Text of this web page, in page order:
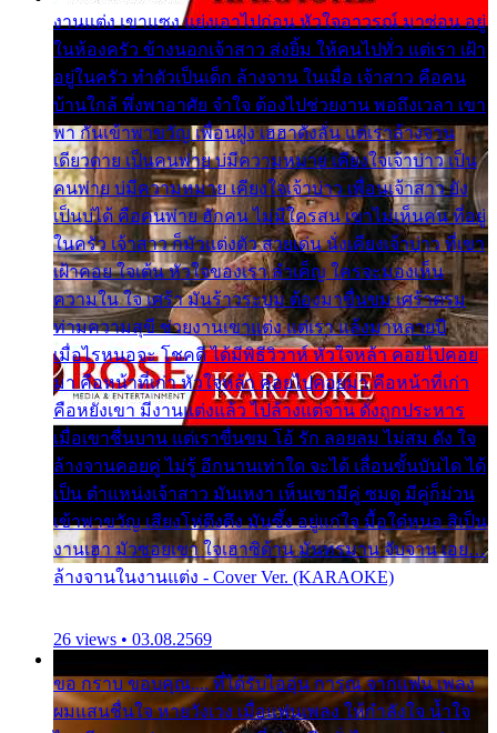
งานแต่ง เขาแซง แย่งเอาไปก่อน หัวใจอาวรณ์ มาซ่อน อยู่
ในห้องครัว ข้างนอกเจ้าสาว ส่งยิ้ม ให้คนไปทั่ว แต่เรา เฝ้า
อยู่ในครัว ทำตัวเป็นเด็ก ล้างจาน ในเมื่อ เจ้าสาว คือคน
บ้านใกล้ พึ่งพาอาศัย จำใจ ต้องไปช่วยงาน พอถึงเวลา เขา
พา กันเข้าพาขวัญ เพื่อนฝูง เฮฮาดังลั่น แต่เราล้างจาน
เดียวดาย เป็นคนพ่าย บ่มีความหมาย เคียงใจเจ้าบ่าว เป็น
คนพ่าย บ่มีความหมาย เคียงใจเจ้าบ่าว เพื่อนเจ้าสาว ยัง
เป็นบ่ได้ คือคนพ่าย ฮักคน ไม่มีใครสน เขาไม่เห็นคน ที่อยู่
ในครัว เจ้าสาว ก็มัวแต่งตัว สวยเด่น นั่งเคียงเจ้าบ่าว ที่เขา
เฝ้าคอย ใจเต้น หัวใจของเรา ลำเค็ญ ใครจะมองเห็น
ความใน ใจ เศร้า มันร้าวระบม ต้องมาขื่นขม เศร้าตรม
ท่ามความสุขี ช่วยงานเขาแต่ง แต่เรา แล้งมาหลายปี
เมื่อไรหนอจะ โชคดี ได้มีพิธีวิวาห์ หัวใจหล้า คอยไปคอย
มา คือหน้าที่เก่า หัวใจหล้า คอยไปคอยมา คือหน้าที่เก่า
คือหยังเขา มีงานแต่งแล้ว ไปล้างแต่จาน ดั่งถูกประหาร
เมื่อเขาชื่นบาน แต่เราขื่นขม โอ้ รัก ลอยลม ไม่สม ดัง ใจ
ล้างจานคอยคู่ ไม่รู้ อีกนานเท่าใด จะได้ เลื่อนขั้นบันได ได้
เป็น ตำแหน่งเจ้าสาว มันเหงา เห็นเขามีคู่ ซมดู มีคู่ก็ม่วน
เข้าพาขวัญ เสียงโห่ตึงตึง มันซึ้ง อยู่แก่ใจ มื้อใด๋หนอ สิเป็น
งานเฮา มัวซอยเขา ใจเฮาซิด้าน มันทรมาน จับจาน เอย…
ล้างจานในงานแต่ง - Cover Ver. (KARAOKE)
26 views • 03.08.2569
ขอ กราบ ขอบคุณ.... ที่ได้รับไออุ่น การุณ จากแฟน เพลง
ผมแสนชื่นใจ หายวังเวง เมื่อแฟนเพลง ให้กำลังใจ น้ำใจ